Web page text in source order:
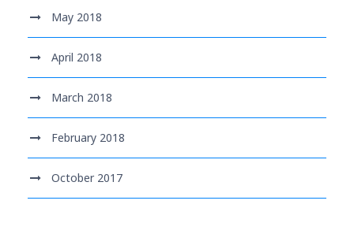
May 2018
April 2018
March 2018
February 2018
October 2017